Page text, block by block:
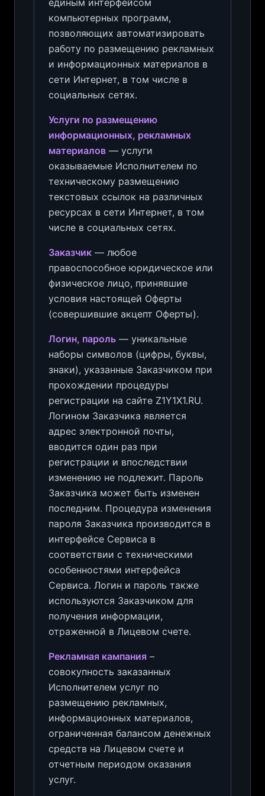
единым интерфейсом
компьютерных программ,
позволяющих автоматизировать
работу по размещению рекламных
и информационных материалов в
сети Интернет, в том числе в
социальных сетях.
Услуги по размещению
информационных, рекламных
материалов — услуги
оказываемые Исполнителем по
техническому размещению
текстовых ссылок на различных
ресурсах в сети Интернет, в том
числе в социальных сетях.
Заказчик — любое
правоспособное юридическое или
физическое лицо, принявшие
условия настоящей Оферты
(совершившие акцепт Оферты).
Логин, пароль — уникальные
наборы символов (цифры, буквы,
знаки), указанные Заказчиком при
прохождении процедуры
регистрации на сайте Z1Y1X1.RU.
Логином Заказчика является
адрес электронной почты,
вводится один раз при
регистрации и впоследствии
изменению не подлежит. Пароль
Заказчика может быть изменен
последним. Процедура изменения
пароля Заказчика производится в
интерфейсе Сервиса в
соответствии с техническими
особенностями интерфейса
Сервиса. Логин и пароль также
используются Заказчиком для
получения информации,
отраженной в Лицевом счете.
Рекламная кампания –
совокупность заказанных
Исполнителем услуг по
размещению рекламных,
информационных материалов,
ограниченная балансом денежных
средств на Лицевом счете и
отчетным периодом оказания
услуг.